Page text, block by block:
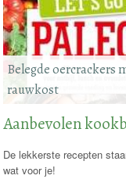
Belegde oercrackers
rauwkost
Aanbevolen
De lekkerste recepten
wat voor je!